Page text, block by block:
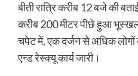
बीती रात्रि करीब 12 बजे की
करीब 200 मीटर पीछे हुआ
चपेट में, एक दर्जन से अधिक लोगों
एन्ड रेस्क्यू कार्य जारी।